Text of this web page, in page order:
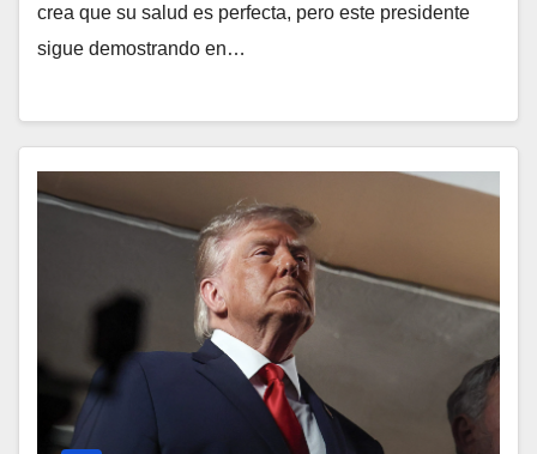
crea que su salud es perfecta, pero este presidente
sigue demostrando en…